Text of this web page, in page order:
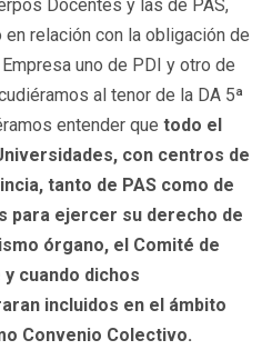
Docentes y las de PAS,
relación con la obligación de
uno de PDI y otro de
al tenor de la DA 5ª
entender que todo el
con centros de
tanto de PAS como de
para ejercer su derecho de
órgano, el Comité de
cuando dichos
incluidos en el ámbito
Convenio Colectivo.